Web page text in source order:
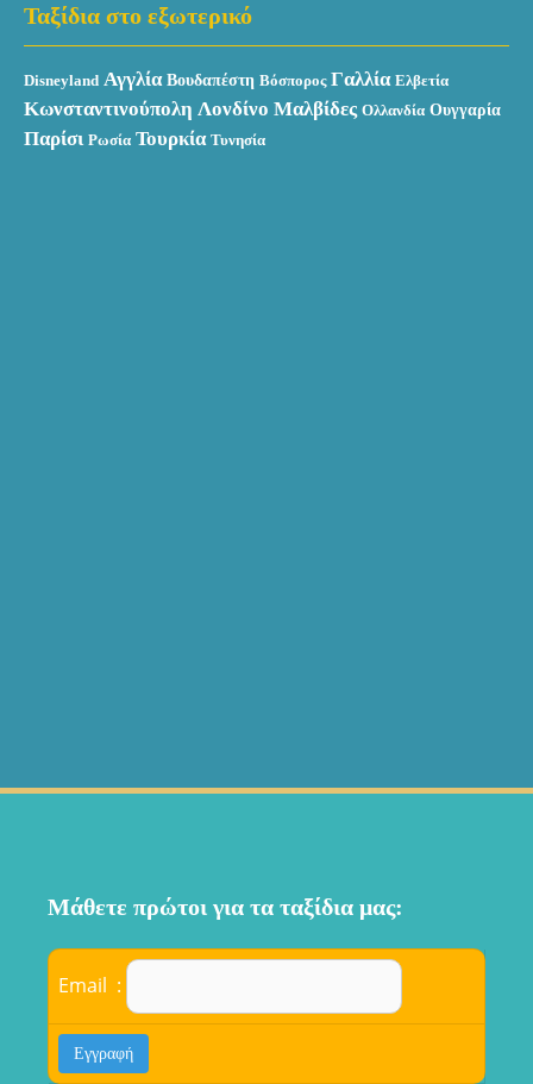
Ταξίδια στο εξωτερικό
Disneyland Αγγλία Βουδαπέστη Βόσπορος Γαλλία Ελβετία
Κωνσταντινούπολη Λονδίνο Μαλβίδες Ολλανδία Ουγγαρία
Παρίσι Ρωσία Τουρκία Τυνησία
Μάθετε πρώτοι για τα ταξίδια μας:
Email :